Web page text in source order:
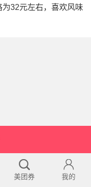
32元左右，喜欢风味
美团券 我的